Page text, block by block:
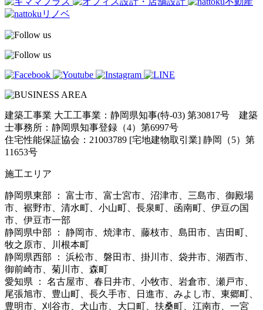
建築工事業 大工工事業：静岡県知事(特-03) 第30817号 建築
士事務所：静岡県知事登録（4）第6997号
住宅性能保証協会：21003789 [宅地建物取引業] 静岡（5）第
11653号
施工エリア
静岡県東部 ： 富士市、富士宮市、沼津市、三島市、御殿場
市、裾野市、清水町、小山町、長泉町、函南町、伊豆の国
市、伊豆市一部
静岡県中部 ： 静岡市、焼津市、藤枝市、島田市、吉田町、
牧之原市、川根本町
静岡県西部 ： 浜松市、磐田市、掛川市、袋井市、湖西市、
御前崎市、菊川市、森町
愛知県 ： 名古屋市、春日井市、小牧市、岩倉市、瀬戸市、
尾張旭市、豊山町、長久手市、日進市、みよし市、東郷町、
豊明市、刈谷市、犬山市、大口町、扶桑町、江南市、一宮